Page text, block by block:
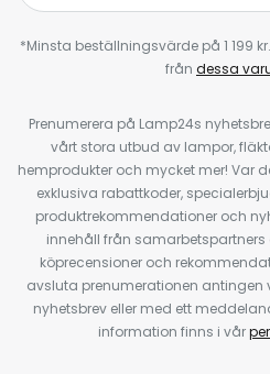
*Minsta beställningsvärde på 1 199
från dessa
Prenumerera på Lamp24s
vårt stora utbud av lampor,
hemprodukter och mycket mer! Var
exklusiva rabattkoder,
produktrekommendationer och
innehåll från
köprecensioner och
avsluta prenumerationen antingen
nyhetsbrev eller med ett
information finns i vår